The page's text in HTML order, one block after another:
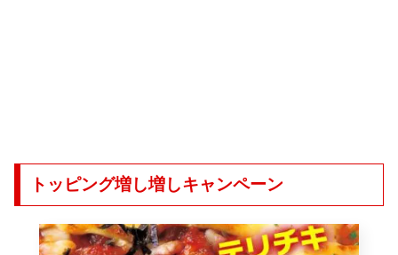
トッピング増し増しキャンペーン